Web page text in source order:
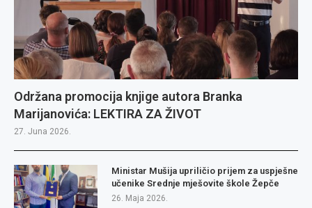
Održana promocija knjige autora Branka
Marijanovića: LEKTIRA ZA ŽIVOT
27. Juna 2026.
Ministar Mušija upriličio prijem za uspješne
učenike Srednje mješovite škole Žepče
26. Maja 2026.